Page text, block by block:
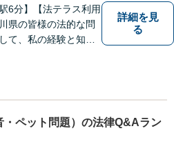
駅6分】【法テラス利用
県の皆様の法的な問
て、私の経験と知識
でもお役に立てるよ
サポートいたしま
詳細を見
る
ペット問題）の法律Q&Aラン